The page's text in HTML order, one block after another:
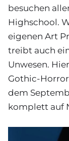
besuchen
Highschool.
eigenen Art
treibt auch
Unwesen.
Gothic-
dem
komplett auf